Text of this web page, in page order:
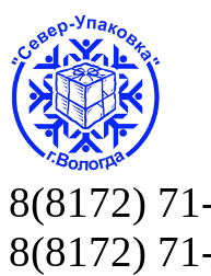
8(8172)
8(8172)